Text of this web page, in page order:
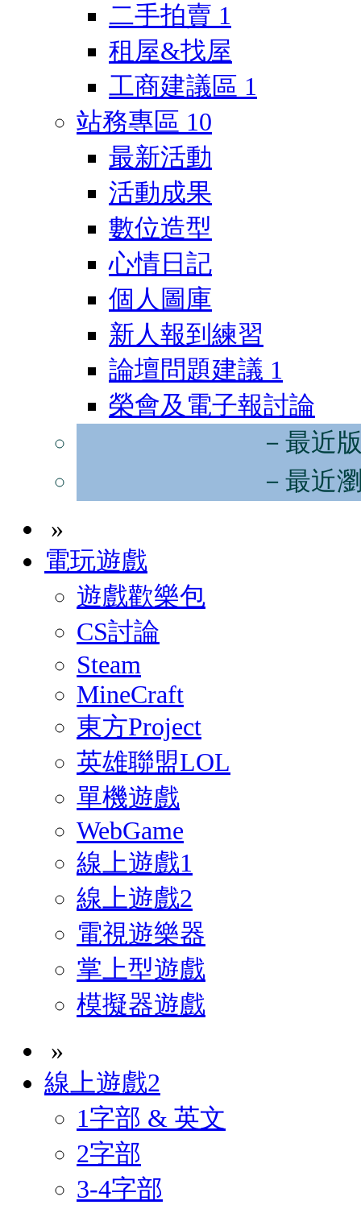
二手拍賣 1
租屋&找屋
工商建議區 1
站務專區 10
最新活動
活動成果
數位造型
心情日記
個人圖庫
新人報到練習
論壇問題建議 1
榮會及電子報討論
－最近
－最近
»
電玩遊戲
遊戲歡樂包
CS討論
Steam
MineCraft
東方Project
英雄聯盟LOL
單機遊戲
WebGame
線上遊戲1
線上遊戲2
電視遊樂器
掌上型遊戲
模擬器遊戲
»
線上遊戲2
1字部 & 英文
2字部
3-4字部